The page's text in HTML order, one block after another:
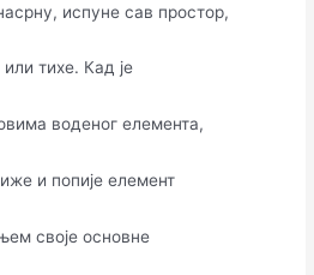
испуне сав простор,
тихе. Кад је
воденог елемента,
и попије елемент
своје основне